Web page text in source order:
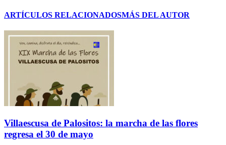
ARTÍCULOS RELACIONADOSMÁS DEL AUTOR
Villaescusa de Palositos: la marcha de las flores
regresa el 30 de mayo